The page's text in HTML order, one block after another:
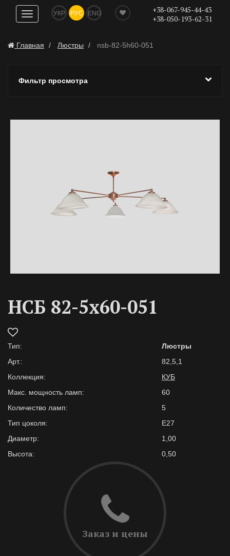
Показать
навигацию
УКР РУС ENG
+38-067-945-44-43
+38-050-193-62-31
Главная Люстры nsb-82-5h60-051
Фильтр просмотра
НСБ 82-5х60-051
Тип:
Люстры
Арт.:
82,5,1
Коллекция:
КУБ
Макс. мощность ламп:
60
Количество ламп:
5
Тип цоколя:
E27
Диаметр:
1,00
Высота:
0,50
Заказ и цены